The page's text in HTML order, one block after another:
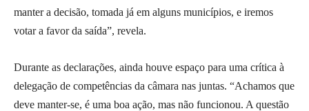
manter a decisão, tomada já em alguns municípios, e iremos
votar a favor da saída”, revela.
Durante as declarações, ainda houve espaço para uma crítica à
delegação de competências da câmara nas juntas. “Achamos que
deve manter-se, é uma boa ação, mas não funcionou. A questão